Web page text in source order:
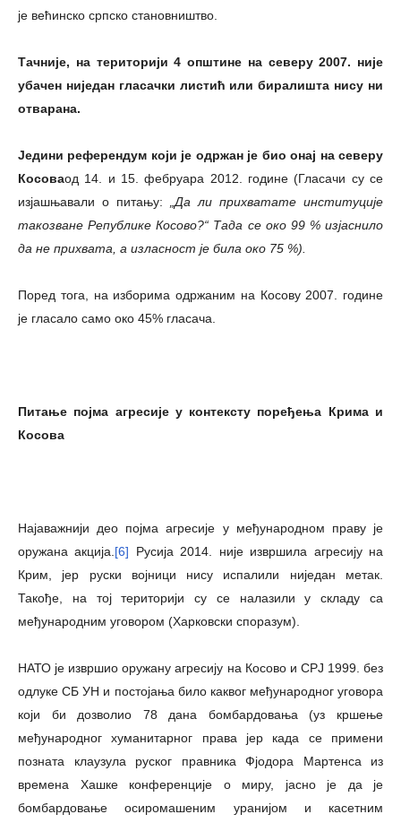
је већинско српско становништво.
Тачније, на територији 4 општине на северу 2007. није
убачен ниједан гласачки листић или биралишта нису ни
отварана.
Једини референдум који је одржан је био онај на северу
Косоваод 14. и 15. фебруара 2012. године (Гласачи су се
изјашњавали о питању:
„Да ли прихватате институције
такозване Републике Косово?“ Тада се око 99 % изјаснило
да не прихвата, а изласност је била око 75 %).
Поред тога, на изборима одржаним на Косову 2007. године
је гласало само око 45% гласача.
Питање појма агресије у контексту поређења Крима и
Косова
Најаважнији део појма агресије у међународном праву је
оружана акција. [6] Русија 2014. није извршила агресију на
Крим, јер руски војници нису испалили ниједан метак.
Такође, на тој територији су се налазили у складу са
међународним уговором (Харковски споразум).
НАТО је извршио оружану агресију на Косово и СРЈ 1999. без
одлуке СБ УН и постојања било каквог међународног уговора
који би дозволио 78 дана бомбардовања (уз кршење
међународног хуманитарног права јер када се примени
позната клаузула руског правника Фјодора Мартенса из
времена Хашке конференције о миру, јасно је да је
бомбардовање осиромашеним уранијом и касетним